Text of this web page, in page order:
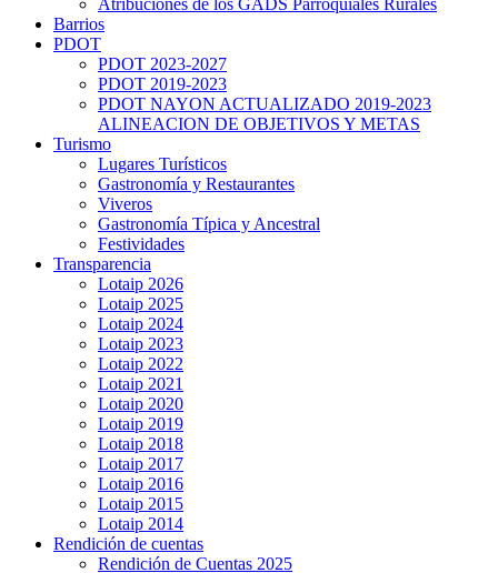
Atribuciones de los GADS Parroquiales Rurales
Barrios
PDOT
PDOT 2023-2027
PDOT 2019-2023
PDOT NAYON ACTUALIZADO 2019-2023
ALINEACION DE OBJETIVOS Y METAS
Turismo
Lugares Turísticos
Gastronomía y Restaurantes
Viveros
Gastronomía Típica y Ancestral
Festividades
Transparencia
Lotaip 2026
Lotaip 2025
Lotaip 2024
Lotaip 2023
Lotaip 2022
Lotaip 2021
Lotaip 2020
Lotaip 2019
Lotaip 2018
Lotaip 2017
Lotaip 2016
Lotaip 2015
Lotaip 2014
Rendición de cuentas
Rendición de Cuentas 2025